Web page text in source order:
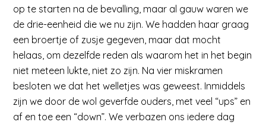
op te starten na de bevalling, maar al gauw waren we
de drie-eenheid die we nu zijn. We hadden haar graag
een broertje of zusje gegeven, maar dat mocht
helaas, om dezelfde reden als waarom het in het begin
niet meteen lukte, niet zo zijn. Na vier miskramen
besloten we dat het welletjes was geweest. Inmiddels
zijn we door de wol geverfde ouders, met veel “ups” en
af en toe een “down”. We verbazen ons iedere dag